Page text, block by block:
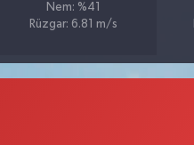
Nem: %41
Rüzgar: 6.81 m/s